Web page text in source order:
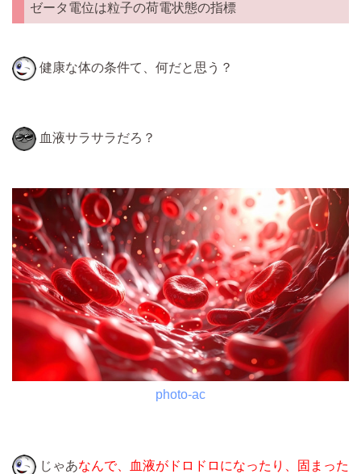
ゼータ電位は粒子の荷電状態の指標
健康な体の条件て、何だと思う？
血液サラサラだろ？
photo-ac
じゃあなんで、血液がドロドロになったり、固まった